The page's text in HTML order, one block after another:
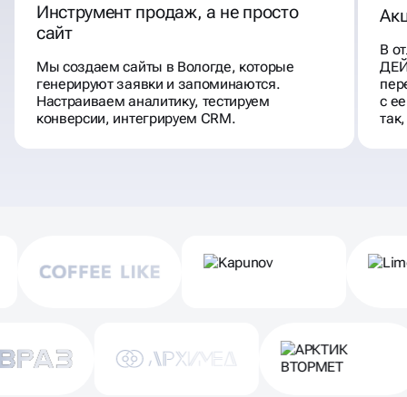
Инструмент продаж, а не просто
сайт
Мы создаем сайты в Вологде, которые
генерируют заявки и запоминаются.
Настраиваем аналитику, тестируем
конверсии, интегрируем CRM.
В
с